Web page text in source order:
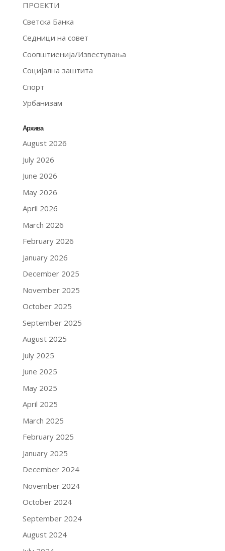
ПРОЕКТИ
Светска Банка
Седници на совет
Соопштиенија/Известувања
Социјална заштита
Спорт
Урбанизам
Архива
August 2026
July 2026
June 2026
May 2026
April 2026
March 2026
February 2026
January 2026
December 2025
November 2025
October 2025
September 2025
August 2025
July 2025
June 2025
May 2025
April 2025
March 2025
February 2025
January 2025
December 2024
November 2024
October 2024
September 2024
August 2024